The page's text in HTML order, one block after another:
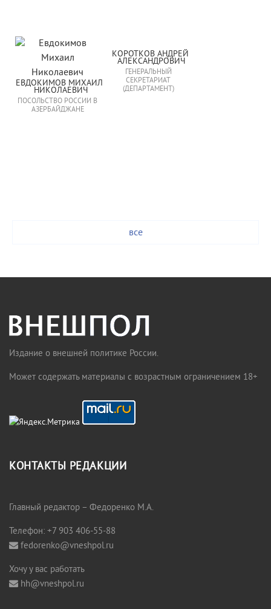
ЕВДОКИМОВ МИХАИЛ
НИКОЛАЕВИЧ
ПОСОЛЬСТВО РОССИИ В
АЗЕРБАЙДЖАНЕ
КОРОТКОВ АНДРЕЙ
АЛЕКСАНДРОВИЧ
ГЕНЕРАЛЬНЫЙ
СЕКРЕТАРИАТ
(ДЕПАРТАМЕНТ)
все
Издание о внешней политике России.
Может содержать материалы с возрастным ограничением 18+
КОНТАКТЫ РЕДАКЦИИ
Главный редактор – Федоренко М.А.
Телефон: +7 903 406-55-88
fedorenko@vneshpol.ru
Хочу у вас работать
hh@vneshpol.ru